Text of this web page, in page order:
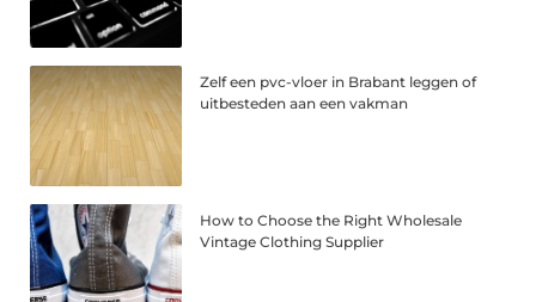
Zelf een pvc-vloer in Brabant leggen of
uitbesteden aan een vakman
How to Choose the Right Wholesale
Vintage Clothing Supplier